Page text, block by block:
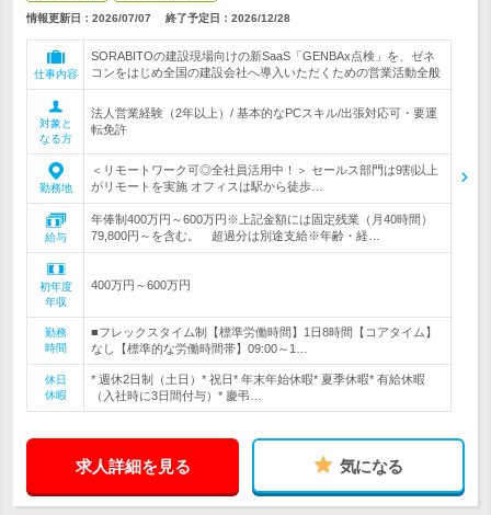
情報更新日：2026/07/07 終了予定日： 2026/12/28
仕事内容
SORABITOの建設現場向けの新SaaS「GENBAx点検」を、ゼネ
コンをはじめ全国の建設会社へ導入いただくための営業活動全般
対象と
なる方
法人営業経験（2年以上）/ 基本的なPCスキル/出張対応可・要運
転免許
勤務地
＜リモートワーク可◎全社員活用中！＞ セールス部門は9割以上
がリモートを実施 オフィスは駅から徒歩…
給与
年俸制400万円～600万円※上記金額には固定残業（月40時間）
79,800円～を含む。 超過分は別途支給※年齢・経…
初年度
年収
400万円～600万円
勤務
時間
■フレックスタイム制【標準労働時間】1日8時間【コアタイム】
なし【標準的な労働時間帯】09:00～1…
休日
休暇
* 週休2日制（土日）* 祝日* 年末年始休暇* 夏季休暇* 有給休暇
（入社時に3日間付与）* 慶弔…
求人詳細を見る 気になる